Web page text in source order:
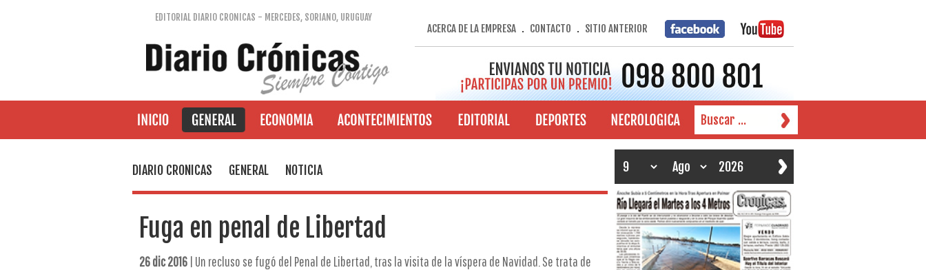
EDITORIAL DIARIO CRONICAS - MERCEDES, SORIANO, URUGUAY
ACERCA DE LA EMPRESA. CONTACTO . SITIO ANTERIOR
DIARIO CRONICAS GENERAL NOTICIA
Fuga en penal de Libertad
26 dic 2016| Un recluso se fugó del Penal de Libertad, tras la visita de la víspera de Navidad. Se trata de